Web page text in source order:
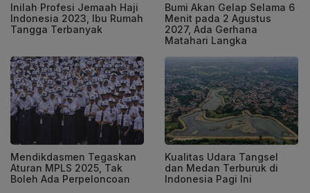
Inilah Profesi Jemaah Haji
Indonesia 2023, Ibu Rumah
Tangga Terbanyak
Bumi Akan Gelap Selama 6
Menit pada 2 Agustus
2027, Ada Gerhana
Matahari Langka
Mendikdasmen Tegaskan
Aturan MPLS 2025, Tak
Boleh Ada Perpeloncoan
Kualitas Udara Tangsel
dan Medan Terburuk di
Indonesia Pagi Ini